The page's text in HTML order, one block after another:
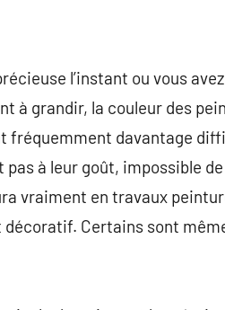
l’instant ou vous
à grandir, la couleur des
fréquemment davantage
à leur goût, impossible
vraiment en travaux
Certains sont